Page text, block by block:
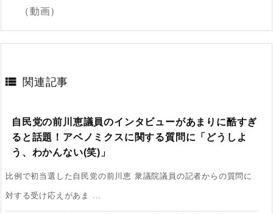
（動画）
 関連記事
自民党の前川恵議員のインタビューがあまりに酷すぎ
ると話題！アベノミクスに関する質問に「どうしよ
う、わかんない(笑)」
比例で初当選した自民党の前川恵 衆議院議員の記者からの質問に
対する受け応えがあま ...